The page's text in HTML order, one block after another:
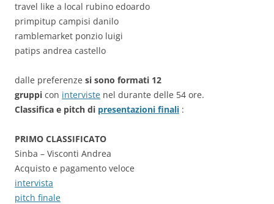
travel like a local rubino edoardo
primpitup campisi danilo
ramblemarket ponzio luigi
patips andrea castello
dalle preferenze si sono formati 12
gruppi con interviste nel durante delle 54 ore.
Classifica e pitch di presentazioni finali :
PRIMO CLASSIFICATO
Sinba – Visconti Andrea
Acquisto e pagamento veloce
intervista
pitch finale